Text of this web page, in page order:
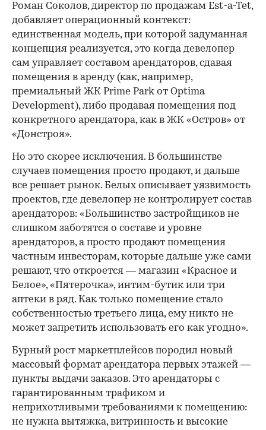
Роман Соколов, директор по продажам Est-a-Tet,
добавляет операционный контекст:
единственная модель, при которой задуманная
концепция реализуется, это когда девелопер
сам управляет составом арендаторов, сдавая
помещения в аренду (как, например,
премиальный ЖК Prime Park от Optima
Development), либо продавая помещения под
конкретного арендатора, как в ЖК «Остров» от
«Донстроя».
Но это скорее исключения. В большинстве
случаев помещения просто продают, и дальше
все решает рынок. Белых описывает уязвимость
проектов, где девелопер не контролирует состав
арендаторов: «Большинство застройщиков не
слишком заботятся о составе и уровне
арендаторов, а просто продают помещения
частным инвесторам, которые дальше уже сами
решают, что откроется — магазин «Красное и
Белое», «Пятерочка», интим-бутик или три
аптеки в ряд. Как только помещение стало
собственностью третьего лица, ему никто не
может запретить использовать его как угодно».
Бурный рост маркетплейсов породил новый
массовый формат арендатора первых этажей —
пункты выдачи заказов. Это арендаторы с
гарантированным трафиком и
неприхотливыми требованиями к помещению:
не нужна вытяжка, витринность и высокие